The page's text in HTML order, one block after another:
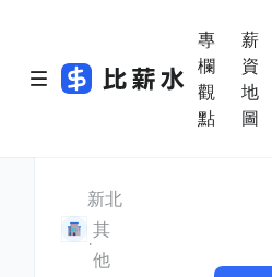
專
欄
觀
點
薪
資
地
圖
新北
其
他